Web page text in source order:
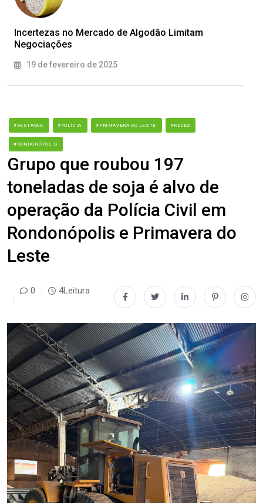
Incertezas no Mercado de Algodão Limitam
Negociações
19 de fevereiro de 2025
#DESTAQUE #POLÍCIA #PRIMAVERA DO LESTE #REDES
#RONDONÓPOLIS
Grupo que roubou 197
toneladas de soja é alvo de
operação da Polícia Civil em
Rondonópolis e Primavera do
Leste
0 4Leitura